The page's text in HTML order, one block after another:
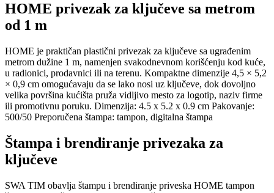
HOME privezak za ključeve sa metrom
od 1 m
HOME je praktičan plastični privezak za ključeve sa ugrađenim
metrom dužine 1 m, namenjen svakodnevnom korišćenju kod kuće,
u radionici, prodavnici ili na terenu. Kompaktne dimenzije 4,5 × 5,2
× 0,9 cm omogućavaju da se lako nosi uz ključeve, dok dovoljno
velika površina kućišta pruža vidljivo mesto za logotip, naziv firme
ili promotivnu poruku. Dimenzija: 4.5 x 5.2 x 0.9 cm Pakovanje:
500/50 Preporučena štampa: tampon, digitalna štampa
Štampa i brendiranje privezaka za
ključeve
SWA TIM obavlja štampu i brendiranje priveska HOME tampon